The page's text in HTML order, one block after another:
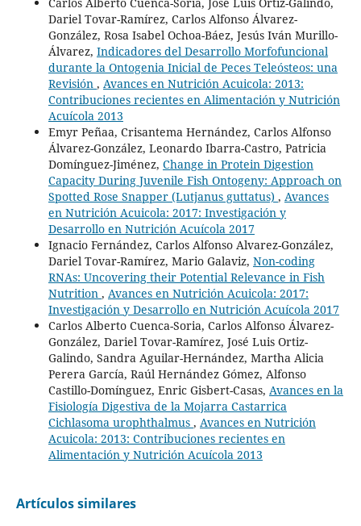
Dariel Tovar-Ramírez, Carlos Alfonso Álvarez-
González, Rosa Isabel Ochoa-Báez, Jesús Iván Murillo-
Álvarez, Indicadores del Desarrollo Morfofuncional
durante la Ontogenia Inicial de Peces Teleósteos: una
Revisión , Avances en Nutrición Acuicola: 2013:
Contribuciones recientes en Alimentación y Nutrición
Acuícola 2013
Emyr Peñaa, Crisantema Hernández, Carlos Alfonso
Álvarez-González, Leonardo Ibarra-Castro, Patricia
Domínguez-Jiménez, Change in Protein Digestion
Capacity During Juvenile Fish Ontogeny: Approach on
Spotted Rose Snapper (Lutjanus guttatus) , Avances
en Nutrición Acuicola: 2017: Investigación y
Desarrollo en Nutrición Acuícola 2017
Ignacio Fernández, Carlos Alfonso Alvarez-González,
Dariel Tovar-Ramírez, Mario Galaviz, Non-coding
RNAs: Uncovering their Potential Relevance in Fish
Nutrition , Avances en Nutrición Acuicola: 2017:
Investigación y Desarrollo en Nutrición Acuícola 2017
Carlos Alberto Cuenca-Soria, Carlos Alfonso Álvarez-
González, Dariel Tovar-Ramírez, José Luis Ortiz-
Galindo, Sandra Aguilar-Hernández, Martha Alicia
Perera García, Raúl Hernández Gómez, Alfonso
Castillo-Domínguez, Enric Gisbert-Casas, Avances en la
Fisiología Digestiva de la Mojarra Castarrica
Cichlasoma urophthalmus , Avances en Nutrición
Acuicola: 2013: Contribuciones recientes en
Alimentación y Nutrición Acuícola 2013
Artículos similares